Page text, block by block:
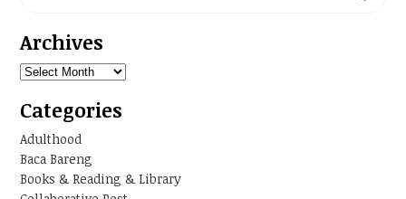
Archives
Archives
Categories
Adulthood
Baca Bareng
Books & Reading & Library